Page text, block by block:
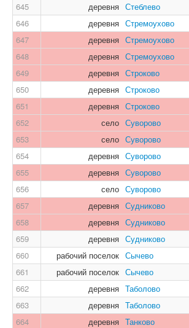
645
деревня Стеблево
646
деревня Стремоухово
647
деревня Стремоухово
648
деревня Стремоухово
649
деревня Строково
650
деревня Строково
651
деревня Строково
652
село Суворово
653
село Суворово
654
деревня Суворово
655
деревня Суворово
656
село Суворово
657
деревня Судниково
658
деревня Судниково
659
деревня Судниково
660
рабочий поселок Сычево
661
рабочий поселок Сычево
662
деревня Таболово
663
деревня Таболово
664
деревня Танково